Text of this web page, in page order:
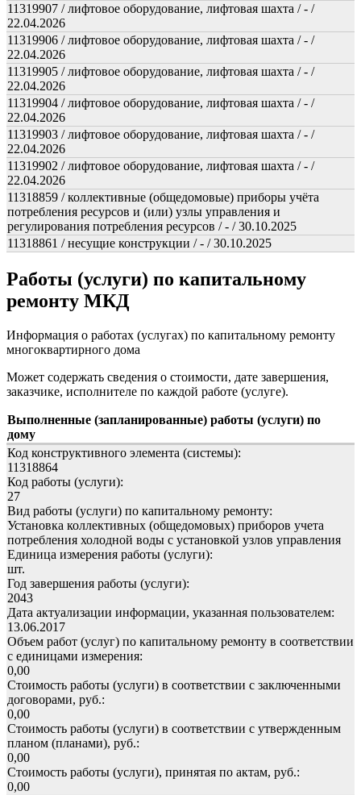
11319907 / лифтовое оборудование, лифтовая шахта / - /
22.04.2026
11319906 / лифтовое оборудование, лифтовая шахта / - /
22.04.2026
11319905 / лифтовое оборудование, лифтовая шахта / - /
22.04.2026
11319904 / лифтовое оборудование, лифтовая шахта / - /
22.04.2026
11319903 / лифтовое оборудование, лифтовая шахта / - /
22.04.2026
11319902 / лифтовое оборудование, лифтовая шахта / - /
22.04.2026
11318859 / коллективные (общедомовые) приборы учёта
потребления ресурсов и (или) узлы управления и
регулирования потребления ресурсов / - / 30.10.2025
11318861 / несущие конструкции / - / 30.10.2025
Работы (услуги) по капитальному
ремонту МКД
Информация о работах (услугах) по капитальному ремонту
многоквартирного дома
Может содержать сведения о стоимости, дате завершения,
заказчике, исполнителе по каждой работе (услуге).
Выполненные (запланированные) работы (услуги) по
дому
Код конструктивного элемента (системы):
11318864
Код работы (услуги):
27
Вид работы (услуги) по капитальному ремонту:
Установка коллективных (общедомовых) приборов учета
потребления холодной воды с установкой узлов управления
Единица измерения работы (услуги):
шт.
Год завершения работы (услуги):
2043
Дата актуализации информации, указанная пользователем:
13.06.2017
Объем работ (услуг) по капитальному ремонту в соответствии
с единицами измерения:
0,00
Стоимость работы (услуги) в соответствии с заключенными
договорами, руб.:
0,00
Стоимость работы (услуги) в соответствии с утвержденным
планом (планами), руб.:
0,00
Стоимость работы (услуги), принятая по актам, руб.:
0,00